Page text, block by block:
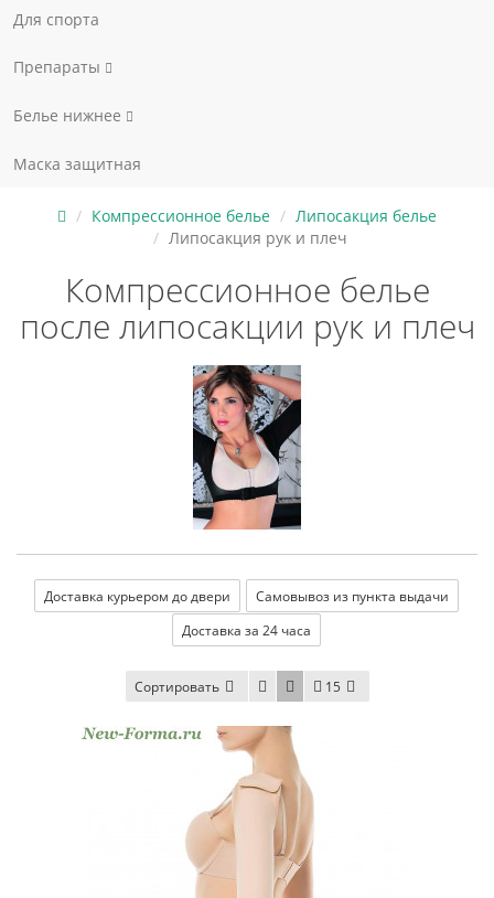
Для спорта
Препараты
Белье нижнее
Маска защитная
Компрессионное белье
Липосакция белье
Липосакция рук и плеч
Компрессионное белье
после липосакции рук и плеч
Доставка курьером до двери
Самовывоз из пункта выдачи
Доставка за 24 часа
Сортировать 15